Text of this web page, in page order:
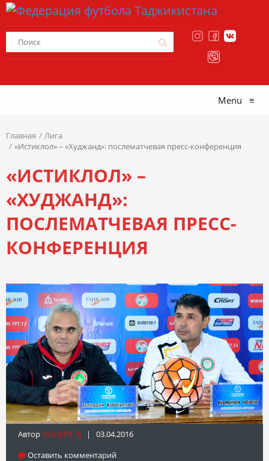
Menu ≡
Главная
Лига
«Истиклол» – «Худжанд»: послематчевая пресс-конференция
«ИСТИКЛОЛ» –
«ХУДЖАНД»:
ПОСЛЕМАТЧЕВАЯ ПРЕСС-
КОНФЕРЕНЦИЯ
Автор Info@fft.tj | 03.04.2016
Оставить комментарий